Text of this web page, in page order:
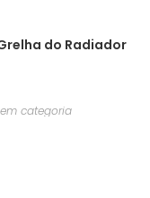
do Radiador
categoria